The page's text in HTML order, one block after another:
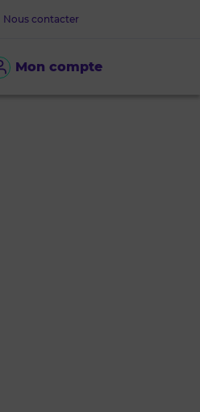
Mon compte
Nous contacter